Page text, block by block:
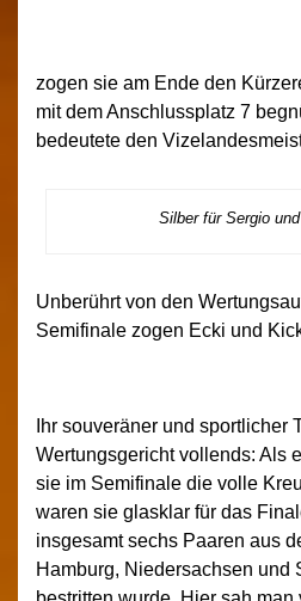
zogen sie am Ende den
mit dem Anschlussplatz 7
bedeutete den
Silber für Sergio
Unberührt von den
Semifinale zogen Ecki und
Ihr souveräner und sportlicher
Wertungsgericht vollends: Als
sie im Semifinale die volle
waren sie glasklar für das
insgesamt sechs Paaren aus
Hamburg, Niedersachsen und